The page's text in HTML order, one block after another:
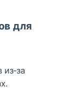
для